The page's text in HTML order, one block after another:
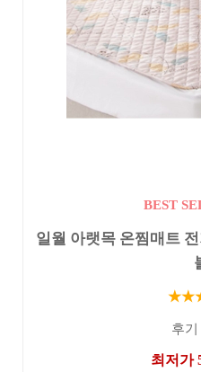
BEST
일월 아랫목 온찜매트
후
최저가